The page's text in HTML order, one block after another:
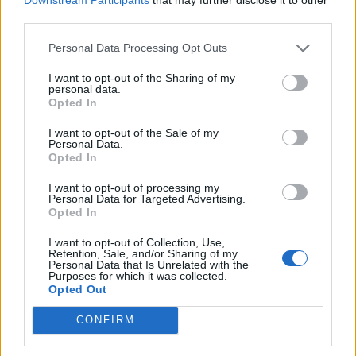
Personal Data Processing Opt Outs
I want to opt-out of the Sharing of my
personal data.
Opted In
I want to opt-out of the Sale of my
Personal Data.
Opted In
I want to opt-out of processing my
Personal Data for Targeted Advertising.
Opted In
I want to opt-out of Collection, Use,
Retention, Sale, and/or Sharing of my
Personal Data that Is Unrelated with the
Purposes for which it was collected.
Opted Out
CONFIRM
VIDEO/ Ardit Krymi
shënon golin e parë me
Tiranën, përgjigje për Edi
Reagon partnerja e
mesfushorit
Real Madridi dërgon në
huazim te Fiorentina
lojtarin për të cilin pagoi
Arsenal dhe Manchester
United përplasen për yllin
Liverpooli përgatit ofertë
marramendëse për